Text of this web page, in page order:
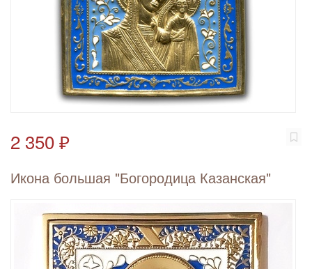
2 350 ₽
Икона большая "Богородица Казанская"